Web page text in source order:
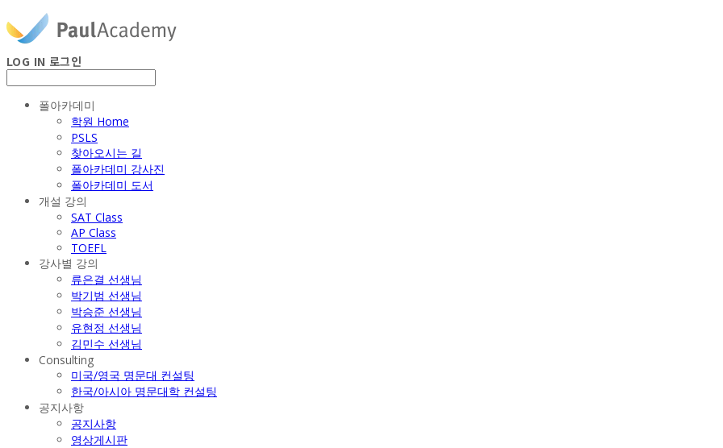
LOG IN 로그인
폴아카데미
학원 Home
PSLS
찾아오시는 길
폴아카데미 강사진
폴아카데미 도서
개설 강의
SAT Class
AP Class
TOEFL
강사별 강의
류은결 선생님
박기범 선생님
박승준 선생님
유현정 선생님
김민수 선생님
Consulting
미국/영국 명문대 컨설팅
한국/아시아 명문대학 컨설팅
공지사항
공지사항
영상게시판